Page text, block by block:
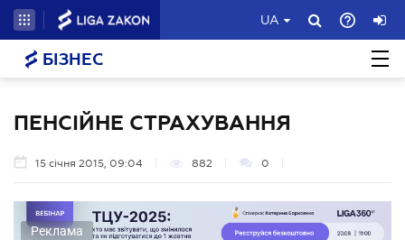
UA
БІЗНЕС
ПЕНСІЙНЕ СТРАХУВАННЯ
15 січня 2015, 09:04 882 0
Реклама